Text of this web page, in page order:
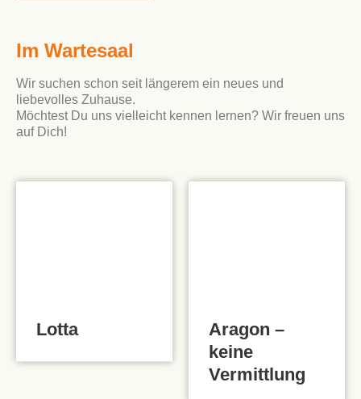
Im Wartesaal
Wir suchen schon seit längerem ein neues und
liebevolles Zuhause.
Möchtest Du uns vielleicht kennen lernen? Wir freuen uns
auf Dich!
Lotta
Aragon –
keine
Vermittlung